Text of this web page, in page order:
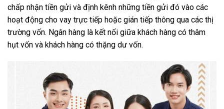
chấp nhận tiền gửi và định kênh những tiền gửi đó vào các
hoạt động cho vay trực tiếp hoặc gián tiếp thông qua các thị
trường vốn. Ngân hàng là kết nối giữa khách hàng có thâm
hụt vốn và khách hàng có thặng dư vốn.